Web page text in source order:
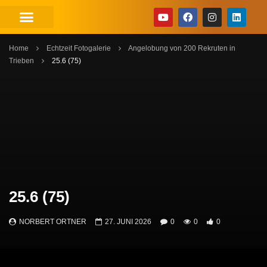
Home Echtzeit Fotogalerie
Angelobung von 200 Rekruten in
Trieben
25.6 (75)
25.6 (75)
NORBERT ORTNER 27. JUNI 2026 0 0 0